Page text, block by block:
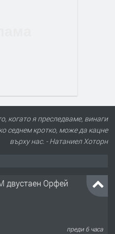
когато я преследваме, винаги
седнем кротко, може да кацне
върху нас. - Натаниел Хоторн
двустаен Орфей
преди 6 часа